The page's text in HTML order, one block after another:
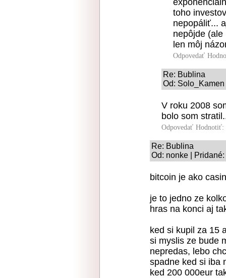
toho
nepopáliť...
nepôjde
len môj
Odpovedať
Re: Bublina
Od:
V roku 2008
bolo som
Odpovedať Hodnotiť:
Re: Bublina
Od: nonke |
bitcoin je ako
je to jedno ze
hras na konci aj
ked si kupil za 15
si myslis ze bude
nepredas, lebo
spadne ked si iba
ked 200 000eur